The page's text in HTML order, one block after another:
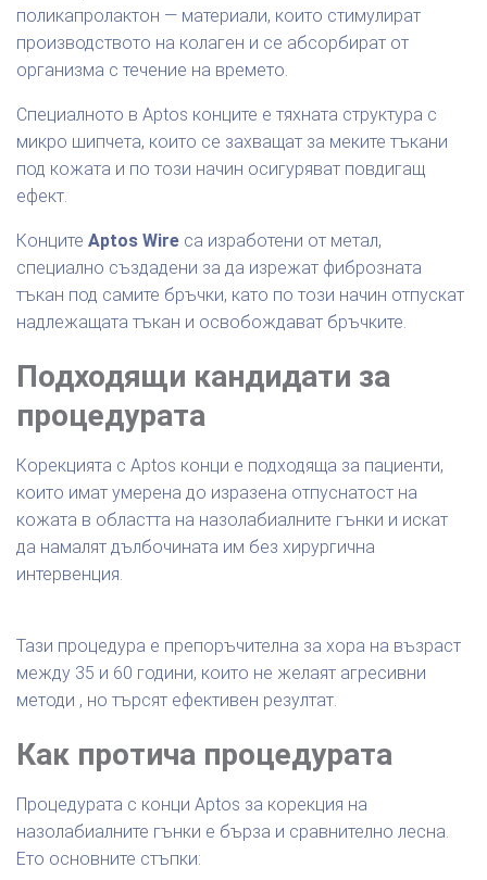
поликапролактон — материали, които стимулират
производството на колаген и се абсорбират от
организма с течение на времето.
Специалното в Aptos конците е тяхната структура с
микро шипчета, които се захващат за меките тъкани
под кожата и по този начин осигуряват повдигащ
ефект.
Конците Aptos Wire са изработени от метал,
специално създадени за да изрежат фиброзната
тъкан под самите бръчки, като по този начин отпускат
надлежащата тъкан и освобождават бръчките.
Подходящи кандидати за
процедурата
Корекцията с Aptos конци е подходяща за пациенти,
които имат умерена до изразена отпуснатост на
кожата в областта на назолабиалните гънки и искат
да намалят дълбочината им без хирургична
интервенция.
Тази процедура е препоръчителна за хора на възраст
между 35 и 60 години, които не желаят агресивни
методи , но търсят ефективен резултат.
Как протича процедурата
Процедурата с конци Aptos за корекция на
назолабиалните гънки е бърза и сравнително лесна.
Ето основните стъпки: